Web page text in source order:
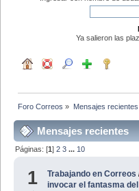
Ya salieron las
Foro Correos » Mensajes recientes
Mensajes recientes
Páginas: [1]2 3 ... 10
1 Trabajando en Correos
invocar el fantasma